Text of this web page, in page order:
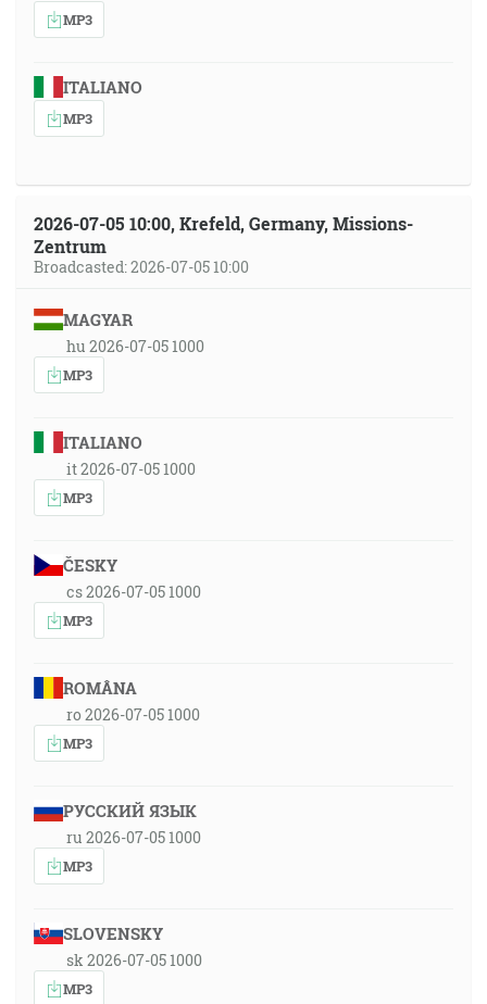
MP3
ITALIANO
MP3
2026-07-05 10:00, Krefeld, Germany, Missions-
Zentrum
Broadcasted: 2026-07-05 10:00
MAGYAR
hu 2026-07-05 1000
MP3
ITALIANO
it 2026-07-05 1000
MP3
ČESKY
cs 2026-07-05 1000
MP3
ROMÂNA
ro 2026-07-05 1000
MP3
РУССКИЙ ЯЗЫК
ru 2026-07-05 1000
MP3
SLOVENSKY
sk 2026-07-05 1000
MP3